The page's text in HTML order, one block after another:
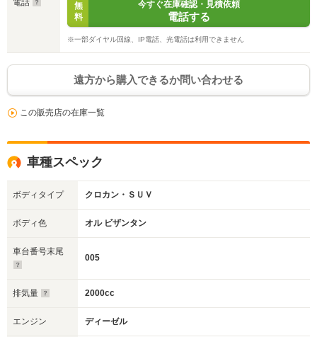
電話
無
料
今すぐ在庫確認・見積依頼
電話する
※一部ダイヤル回線、IP電話、光電話は利用できません
遠方から購入できるか問い合わせる
この販売店の在庫一覧
車種スペック
ボディタイプ クロカン・ＳＵＶ
ボディ色 オル ビザンタン
車台番号末尾
005
排気量 2000cc
エンジン ディーゼル